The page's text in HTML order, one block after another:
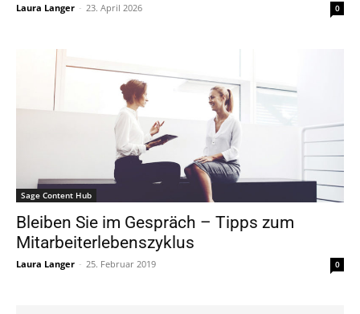
Laura Langer - 23. April 2026 0
Sage Content Hub
Bleiben Sie im Gespräch – Tipps zum
Mitarbeiterlebenszyklus
Laura Langer - 25. Februar 2019 0